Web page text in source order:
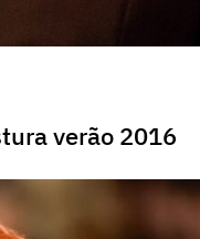
verão 2016